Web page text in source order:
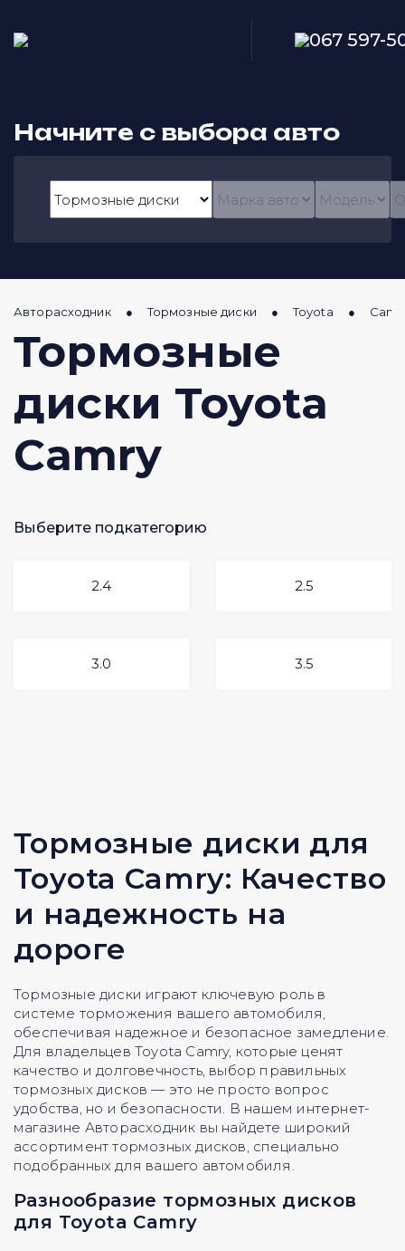
067 597-
Начните с выбора авто
Авторасходник Тормозные диски Toyota
Тормозные
диски Toyota
Camry
Выберите подкатегорию
2.4 2.5
3.0 3.5
Тормозные диски для
Toyota Camry: Качество
и надежность на
дороге
Тормозные диски играют ключевую роль в
системе торможения вашего автомобиля,
обеспечивая надежное и безопасное замедление.
Для владельцев Toyota Camry, которые ценят
качество и долговечность, выбор правильных
тормозных дисков — это не просто вопрос
удобства, но и безопасности. В нашем интернет-
магазине Авторасходник вы найдете широкий
ассортимент тормозных дисков, специально
подобранных для вашего автомобиля.
Разнообразие тормозных дисков
для Toyota Camry